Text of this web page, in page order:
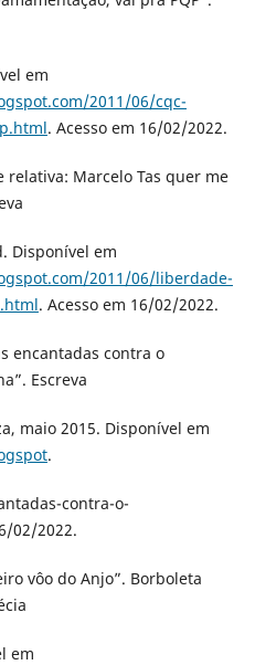
em
2011/06/cqc-
. Acesso em 16/02/2022.
relativa: Marcelo Tas quer me
Disponível em
2011/06/liberdade-
. Acesso em 16/02/2022.
encantadas contra o
Escreva
maio 2015. Disponível em
.
contra-o-
02/2022.
vôo do Anjo”. Borboleta
em